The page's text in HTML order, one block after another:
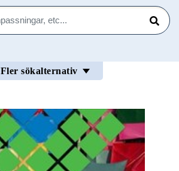
Sök
Fler sökalternativ